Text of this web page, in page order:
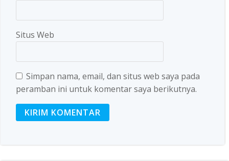
Situs Web
Simpan nama, email, dan situs web saya pada
peramban ini untuk komentar saya berikutnya.